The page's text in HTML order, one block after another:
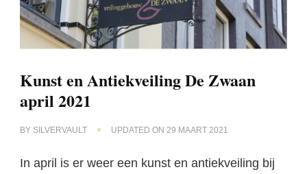
Kunst en Antiekveiling De Zwaan
april 2021
BY SILVERVAULT UPDATED ON 29 MAART 2021
In april is er weer een kunst en antiekveiling bij